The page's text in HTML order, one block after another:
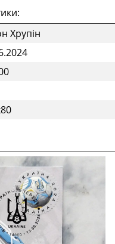
Хрупін